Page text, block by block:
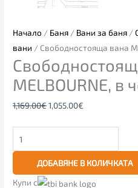
Начало / Баня / Вани за баня /
вани / Свободностояща вана
MELBOURNE, в
1,169.00€1,055.00€
ДОБАВЯНЕ В КОЛИЧКАТА
Купи с